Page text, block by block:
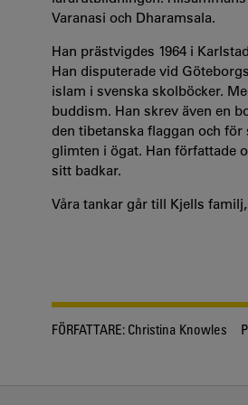
Varanasi och Dharamsala.
Han prästvigdes 1964 i
Han disputerade vid
islam i svenska skolböcker.
buddism. Han skrev även en
den tibetanska flaggan och
glimten i ögat. Han författade
sitt badkar.
Våra tankar går till Kjells
FÖRFATTARE: Christina Knowles